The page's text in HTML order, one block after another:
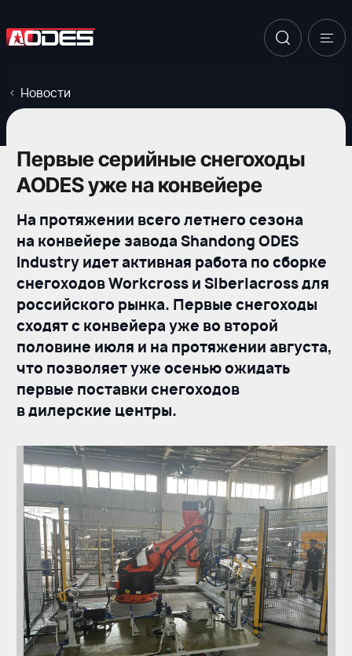
Новости
Первые серийные снегоходы
AODES уже на конвейере
На протяжении всего летнего сезона
на конвейере завода Shandong ODES
Industry идет активная работа по сборке
снегоходов Workcross и Siberiacross для
российского рынка. Первые снегоходы
сходят с конвейера уже во второй
половине июля и на протяжении августа,
что позволяет уже осенью ожидать
первые поставки снегоходов
в дилерские центры.